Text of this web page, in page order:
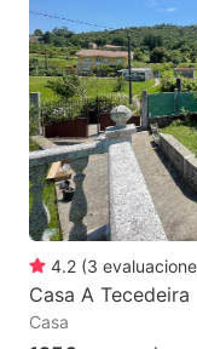
4.2 (3
Casa A Tecedeira
Casa